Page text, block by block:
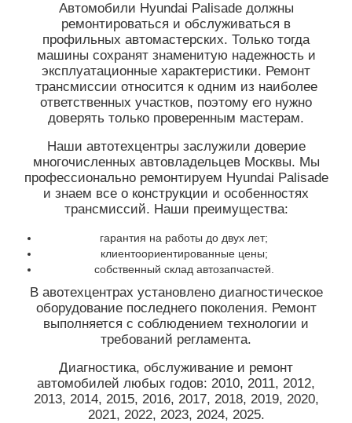
Автомобили Hyundai Palisade должны
ремонтироваться и обслуживаться в
профильных автомастерских. Только тогда
машины сохранят знаменитую надежность и
эксплуатационные характеристики. Ремонт
трансмиссии относится к одним из наиболее
ответственных участков, поэтому его нужно
доверять только проверенным мастерам.
Наши автотехцентры заслужили доверие
многочисленных автовладельцев Москвы. Мы
профессионально ремонтируем Hyundai Palisade
и знаем все о конструкции и особенностях
трансмиссий. Наши преимущества:
гарантия на работы до двух лет;
клиентоориентированные цены;
собственный склад автозапчастей.
В авотехцентрах установлено диагностическое
оборудование последнего поколения. Ремонт
выполняется с соблюдением технологии и
требований регламента.
Диагностика, обслуживание и ремонт
автомобилей любых годов: 2010, 2011, 2012,
2013, 2014, 2015, 2016, 2017, 2018, 2019, 2020,
2021, 2022, 2023, 2024, 2025.